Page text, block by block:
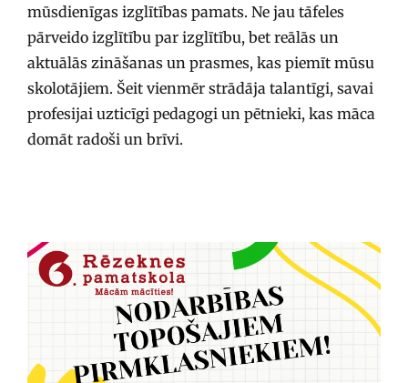
mūsdienīgas izglītības pamats. Ne jau tāfeles
pārveido izglītību par izglītību, bet reālās un
aktuālās zināšanas un prasmes, kas piemīt mūsu
skolotājiem. Šeit vienmēr strādāja talantīgi, savai
profesijai uzticīgi pedagogi un pētnieki, kas māca
domāt radoši un brīvi.